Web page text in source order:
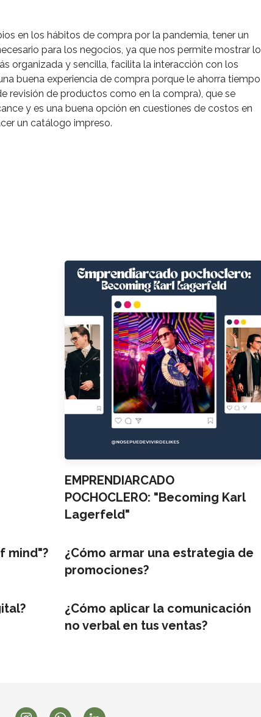
en los hábitos de compra por la pandemia, tener un
para los negocios, ya que nos permite mostrar lo
organizada y sencilla, facilita la interacción con los
buena experiencia de compra porque le ahorra tiempo
revisión de productos como en la compra), que se
y es una buena opción en cuestiones de costos en
un catálogo impreso.
EMPRENDIARCADO
POCHOCLERO: "Becoming Karl
Lagerfeld"
mind"?
¿Cómo armar una estrategia de
promociones?
¿Cómo aplicar la comunicación
no verbal en tus ventas?